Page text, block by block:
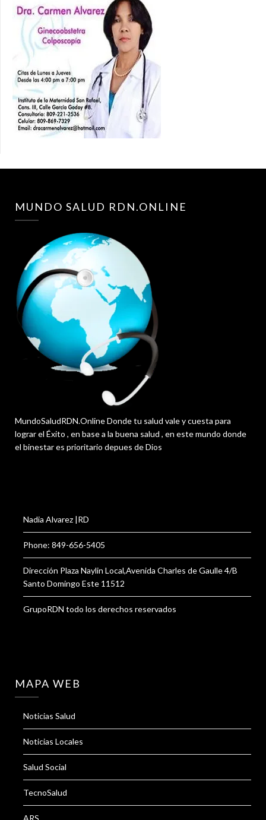
MUNDO SALUD RDN.ONLINE
MundoSaludRDN.Online Donde tu salud vale y cuesta para
lograr el Éxito , en base a la buena salud , en este mundo donde
el binestar es prioritario depues de Dios
Nadia Alvarez |RD
Phone: 849-656-5405
Dirección Plaza Naylin Local,Avenida Charles de Gaulle 4/B
Santo Domingo Este 11512
GrupoRDN todo los derechos reservados
MAPA WEB
Noticias Salud
Noticias Locales
Salud Social
TecnoSalud
ARS